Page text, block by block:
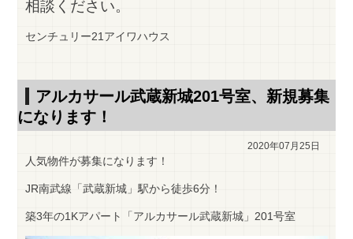
相談ください。
センチュリー21アイワハウス
アルカサール武蔵新城201号室、新規募集
になります！
2020年07月25日
人気物件が募集になります！
JR南武線「武蔵新城」駅から徒歩6分！
築3年の1Kアパート「アルカサール武蔵新城」201号室